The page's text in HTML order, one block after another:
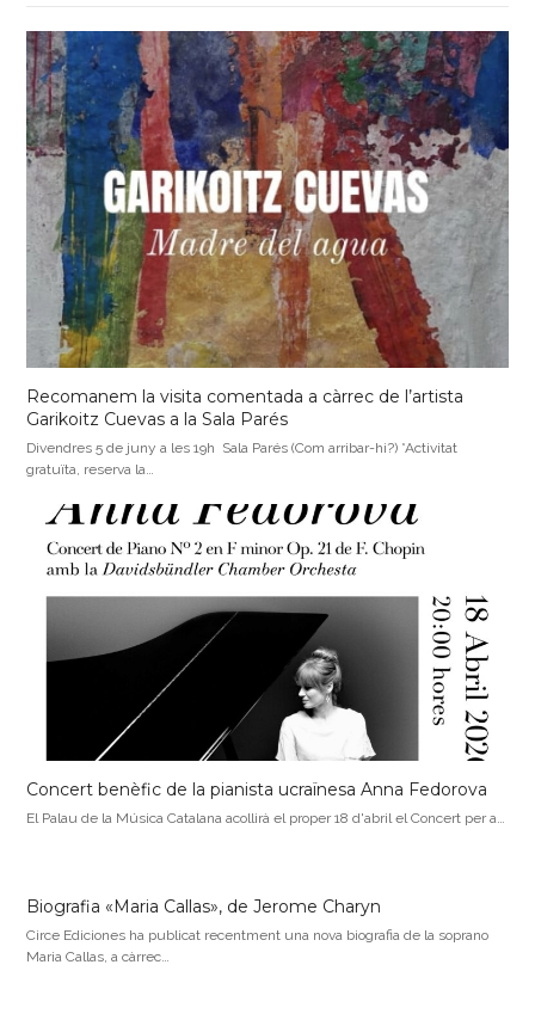
Recomanem la visita comentada a càrrec de l’artista
Garikoitz Cuevas a la Sala Parés
Divendres 5 de juny a les 19h Sala Parés (Com arribar-hi?) *Activitat
gratuïta, reserva la…
Concert benèfic de la pianista ucraïnesa Anna Fedorova
El Palau de la Música Catalana acollirà el proper 18 d'abril el Concert per a…
Biografia «Maria Callas», de Jerome Charyn
Circe Ediciones ha publicat recentment una nova biografia de la soprano
Maria Callas, a càrrec…